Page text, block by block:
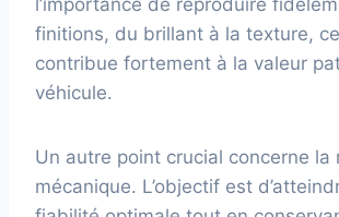
l’importance de reproduire
finitions, du brillant à la texture,
contribue fortement à la valeur
véhicule.
Un autre point crucial concerne la
mécanique. L’objectif est